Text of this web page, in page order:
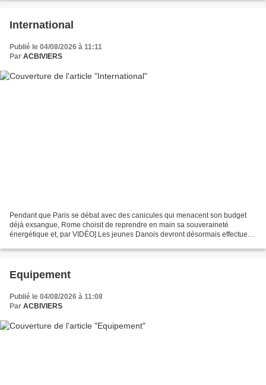
International
Publié le 04/08/2026 à 11:11
Par ACBIVIERS
Pendant que Paris se débat avec des canicules qui menacent son budget
déjà exsangue, Rome choisit de reprendre en main sa souveraineté
énergétique et, par VIDÉO] Les jeunes Danois devront désormais effectuer
Equipement
Publié le 04/08/2026 à 11:08
Par ACBIVIERS